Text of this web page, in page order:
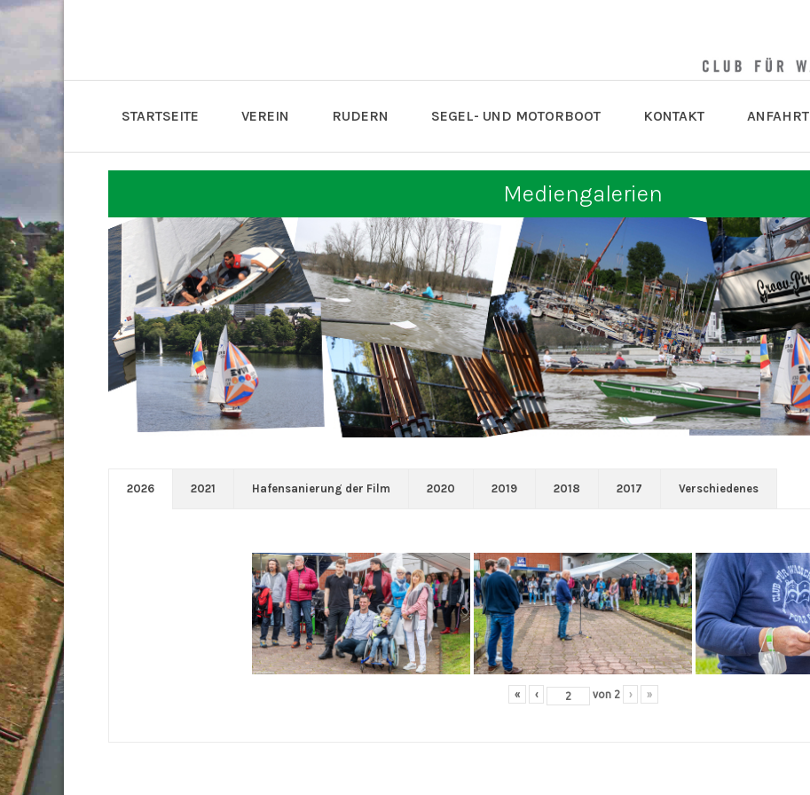
STARTSEITE VEREIN RUDERN SEGEL- UND MOTORBOOT KONTAKT ANFAHRT
Mediengalerien
2026 2021 Hafensanierung der Film 2020 2019 2018 2017 Verschiedenes
« ‹ von 2 › »